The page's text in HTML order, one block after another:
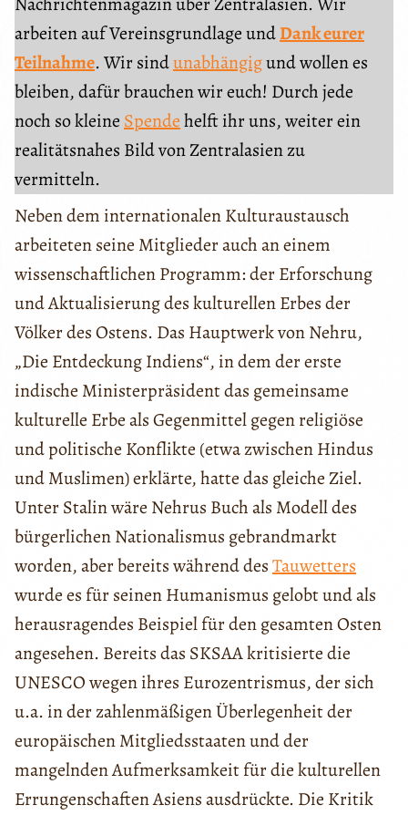
arbeiten auf Vereinsgrundlage undDank eurer
Teilnahme. Wir sindunabhängigund wollen es
bleiben, dafür brauchen wir euch! Durch jede
noch so kleineSpendehelft ihr uns, weiter ein
realitätsnahes Bild von Zentralasien zu
vermitteln.
Neben dem internationalen Kulturaustausch
arbeiteten seine Mitglieder auch an einem
wissenschaftlichen Programm: der Erforschung
und Aktualisierung des kulturellen Erbes der
Völker des Ostens. Das Hauptwerk von Nehru,
„Die Entdeckung Indiens“, in dem der erste
indische Ministerpräsident das gemeinsame
kulturelle Erbe als Gegenmittel gegen religiöse
und politische Konflikte (etwa zwischen Hindus
und Muslimen) erklärte, hatte das gleiche Ziel.
Unter Stalin wäre Nehrus Buch als Modell des
bürgerlichen Nationalismus gebrandmarkt
worden, aber bereits während desTauwetters
wurde es für seinen Humanismus gelobt und als
herausragendes Beispiel für den gesamten Osten
angesehen. Bereits das SKSAA kritisierte die
UNESCO wegen ihres Eurozentrismus, der sich
u.a. in der zahlenmäßigen Überlegenheit der
europäischen Mitgliedsstaaten und der
mangelnden Aufmerksamkeit für die kulturellen
Errungenschaften Asiens ausdrückte. Die Kritik